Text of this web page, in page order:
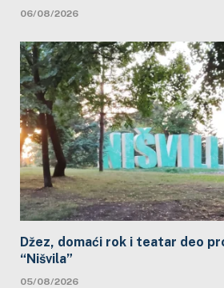
06/08/2026
Džez, domaći rok i teatar deo
“Nišvila”
05/08/2026